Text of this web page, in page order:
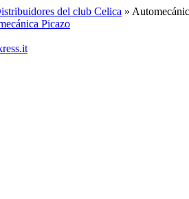
del club Celica »
Picazo